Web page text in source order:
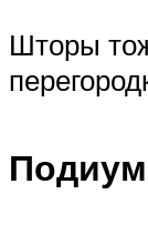
Шторы
Подиум